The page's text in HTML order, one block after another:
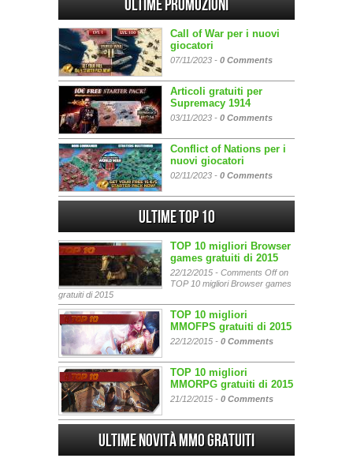
Ultime promozioni
Call of War per i nuovi
giocatori
07/11/2023 - 0 Comments
Articoli gratuiti per
Supremacy 1914
03/11/2023 - 0 Comments
Conflict of Nations per i
nuovi giocatori
02/11/2023 - 0 Comments
Ultime Top 10
TOP 10 migliori Browser
games gratuiti di 2015
22/12/2015 - Comments Offon
TOP 10 migliori Browser games
gratuiti di 2015
TOP 10 migliori
MMOFPS gratuiti di 2015
22/12/2015 - 0 Comments
TOP 10 migliori
MMORPG gratuiti di 2015
21/12/2015 - 0 Comments
Ultime Novità MMO gratuiti